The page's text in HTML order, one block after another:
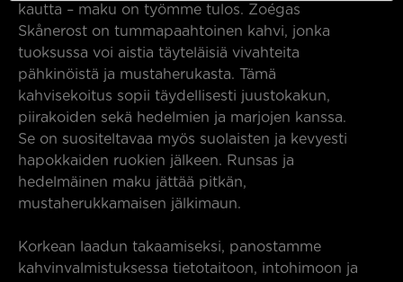
kautta – maku on työmme tulos. Zoégas
Skånerost on tummapaahtoinen kahvi, jonka
tuoksussa voi aistia täyteläisiä vivahteita
pähkinöistä ja mustaherukasta. Tämä
kahvisekoitus sopii täydellisesti juustokakun,
piirakoiden sekä hedelmien ja marjojen kanssa.
Se on suositeltavaa myös suolaisten ja kevyesti
hapokkaiden ruokien jälkeen. Runsas ja
hedelmäinen maku jättää pitkän,
mustaherukkamaisen jälkimaun.
Korkean laadun takaamiseksi, panostamme
kahvinvalmistuksessa tietotaitoon, intohimoon ja